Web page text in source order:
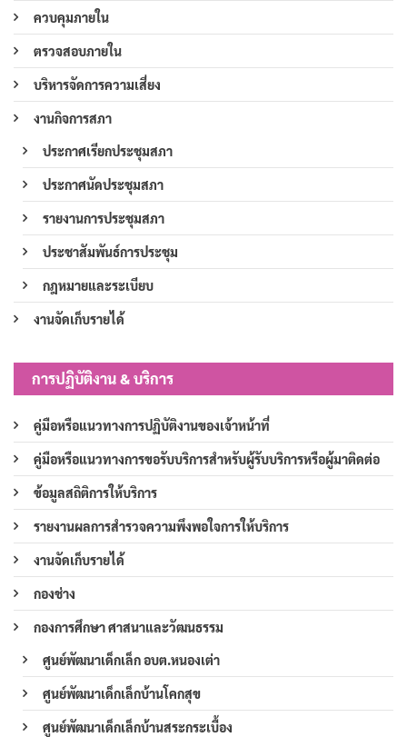
ควบคุมภายใน
ตรวจสอบภายใน
บริหารจัดการความเสี่ยง
งานกิจการสภา
ประกาศเรียกประชุมสภา
ประกาศนัดประชุมสภา
รายงานการประชุมสภา
ประชาสัมพันธ์การประชุม
กฎหมายและระเบียบ
งานจัดเก็บรายได้
การปฏิบัติงาน & บริการ
คู่มือหรือแนวทางการปฏิบัติงานของเจ้าหน้าที่
คู่มือหรือแนวทางการขอรับบริการสำหรับผู้รับบริการหรือผู้มาติดต่อ
ข้อมูลสถิติการให้บริการ
รายงานผลการสำรวจความพึงพอใจการให้บริการ
งานจัดเก็บรายได้
กองช่าง
กองการศึกษา ศาสนาและวัฒนธรรม
ศูนย์พัฒนาเด็กเล็ก อบต.หนองเต่า
ศูนย์พัฒนาเด็กเล็กบ้านโคกสุข
ศูนย์พัฒนาเด็กเล็กบ้านสระกระเบื้อง